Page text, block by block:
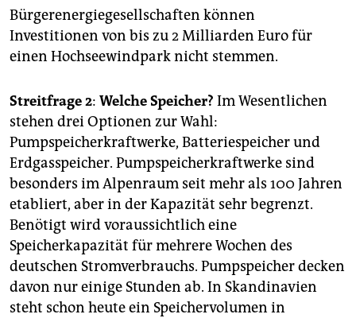
Bürgerenergiegesellschaften können
Investitionen von bis zu 2 Milliarden Euro für
einen Hochseewindpark nicht stemmen.
Streitfrage 2: Welche Speicher? Im Wesentlichen
stehen drei Optionen zur Wahl:
Pumpspeicherkraftwerke, Batteriespeicher und
Erdgasspeicher. Pumpspeicherkraftwerke sind
besonders im Alpenraum seit mehr als 100 Jahren
etabliert, aber in der Kapazität sehr begrenzt.
Benötigt wird voraussichtlich eine
Speicherkapazität für mehrere Wochen des
deutschen Stromverbrauchs. Pumpspeicher decken
davon nur einige Stunden ab. In Skandinavien
steht schon heute ein Speichervolumen in